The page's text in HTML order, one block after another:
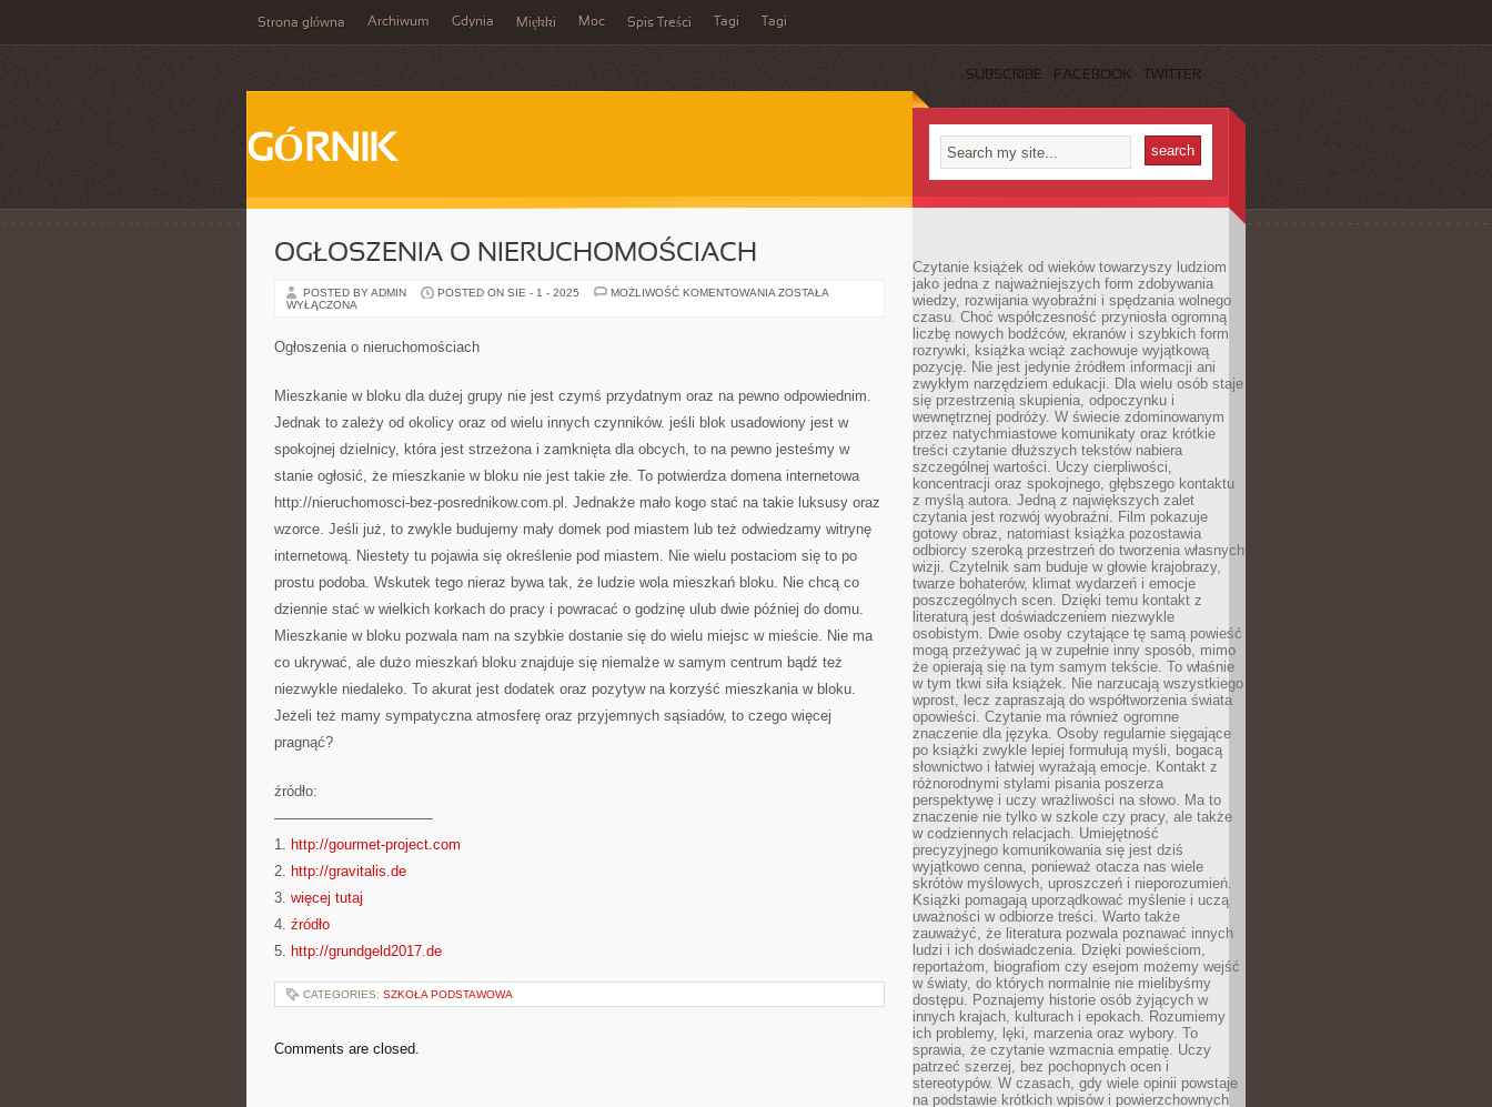
Strona główna Archiwum Gdynia Miękki Moc Spis Treści Tagi Tagi
SUBSCRIBE FACEBOOK TWITTER
GÓRNIK
OGŁOSZENIA O NIERUCHOMOŚCIACH
POSTED BY ADMIN POSTED ON SIE - 1 - 2025 MOŻLIWOŚĆ KOMENTOWANIA OGŁOSZENIA
ZOSTAŁA
WYŁĄCZONA
Ogłoszenia o nieruchomościach
Mieszkanie w bloku dla dużej grupy nie jest czymś przydatnym oraz na pewno odpowiednim.
Jednak to zależy od okolicy oraz od wielu innych czynników. jeśli blok usadowiony jest w
spokojnej dzielnicy, która jest strzeżona i zamknięta dla obcych, to na pewno jesteśmy w
stanie ogłosić, że mieszkanie w bloku nie jest takie złe. To potwierdza domena internetowa
http://nieruchomosci-bez-posrednikow.com.pl. Jednakże mało kogo stać na takie luksusy oraz
wzorce. Jeśli już, to zwykle budujemy mały domek pod miastem lub też odwiedzamy witrynę
internetową. Niestety tu pojawia się określenie pod miastem. Nie wielu postaciom się to po
prostu podoba. Wskutek tego nieraz bywa tak, że ludzie wola mieszkań bloku. Nie chcą co
dziennie stać w wielkich korkach do pracy i powracać o godzinę ulub dwie później do domu.
Mieszkanie w bloku pozwala nam na szybkie dostanie się do wielu miejsc w mieście. Nie ma
co ukrywać, ale dużo mieszkań bloku znajduje się niemalże w samym centrum bądź też
niezwykle niedaleko. To akurat jest dodatek oraz pozytyw na korzyść mieszkania w bloku.
Jeżeli też mamy sympatyczna atmosferę oraz przyjemnych sąsiadów, to czego więcej
pragnąć?
źródło:
———————————
1. http://gourmet-project.com
2. http://gravitalis.de
3. więcej tutaj
4. źródło
5. http://grundgeld2017.de
CATEGORIES: SZKOŁA PODSTAWOWA
Comments are closed.
Czytanie książek od wieków towarzyszy ludziom
jako jedna z najważniejszych form zdobywania
wiedzy, rozwijania wyobraźni i spędzania wolnego
czasu. Choć współczesność przyniosła ogromną
liczbę nowych bodźców, ekranów i szybkich form
rozrywki, książka wciąż zachowuje wyjątkową
pozycję. Nie jest jedynie źródłem informacji ani
zwykłym narzędziem edukacji. Dla wielu osób staje
się przestrzenią skupienia, odpoczynku i
wewnętrznej podróży. W świecie zdominowanym
przez natychmiastowe komunikaty oraz krótkie
treści czytanie dłuższych tekstów nabiera
szczególnej wartości. Uczy cierpliwości,
koncentracji oraz spokojnego, głębszego kontaktu
z myślą autora. Jedną z największych zalet
czytania jest rozwój wyobraźni. Film pokazuje
gotowy obraz, natomiast książka pozostawia
odbiorcy szeroką przestrzeń do tworzenia własnych
wizji. Czytelnik sam buduje w głowie krajobrazy,
twarze bohaterów, klimat wydarzeń i emocje
poszczególnych scen. Dzięki temu kontakt z
literaturą jest doświadczeniem niezwykle
osobistym. Dwie osoby czytające tę samą powieść
mogą przeżywać ją w zupełnie inny sposób, mimo
że opierają się na tym samym tekście. To właśnie
w tym tkwi siła książek. Nie narzucają wszystkiego
wprost, lecz zapraszają do współtworzenia świata
opowieści. Czytanie ma również ogromne
znaczenie dla języka. Osoby regularnie sięgające
po książki zwykle lepiej formułują myśli, bogacą
słownictwo i łatwiej wyrażają emocje. Kontakt z
różnorodnymi stylami pisania poszerza
perspektywę i uczy wrażliwości na słowo. Ma to
znaczenie nie tylko w szkole czy pracy, ale także
w codziennych relacjach. Umiejętność
precyzyjnego komunikowania się jest dziś
wyjątkowo cenna, ponieważ otacza nas wiele
skrótów myślowych, uproszczeń i nieporozumień.
Książki pomagają uporządkować myślenie i uczą
uważności w odbiorze treści. Warto także
zauważyć, że literatura pozwala poznawać innych
ludzi i ich doświadczenia. Dzięki powieściom,
reportażom, biografiom czy esejom możemy wejść
w światy, do których normalnie nie mielibyśmy
dostępu. Poznajemy historie osób żyjących w
innych krajach, kulturach i epokach. Rozumiemy
ich problemy, lęki, marzenia oraz wybory. To
sprawia, że czytanie wzmacnia empatię. Uczy
patrzeć szerzej, bez pochopnych ocen i
stereotypów. W czasach, gdy wiele opinii powstaje
na podstawie krótkich wpisów i powierzchownych